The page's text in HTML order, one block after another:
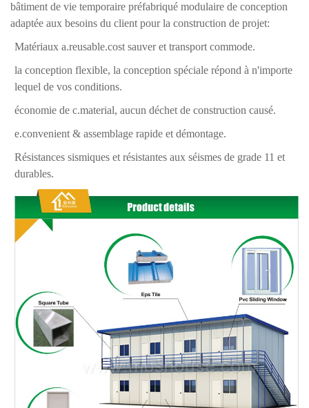
bâtiment de vie temporaire préfabriqué modulaire de conception
adaptée aux besoins du client pour la construction de projet:
Matériaux a.reusable.cost sauver et transport commode.
la conception flexible, la conception spéciale répond à n'importe
lequel de vos conditions.
économie de c.material, aucun déchet de construction causé.
e.convenient & assemblage rapide et démontage.
Résistances sismiques et résistantes aux séismes de grade 11 et
durables.